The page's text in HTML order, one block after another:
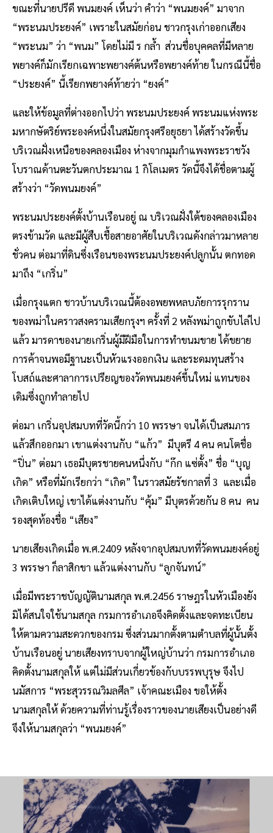
ขณะที่นายปรีดี พนมยงค์ เห็นว่า คำว่า “พนมยงค์” มาจาก
“พระนมประยงค์” เพราะในสมัยก่อน ชาวกรุงเก่าออกเสียง
“พระนม” ว่า “พนม” โดยไม่มี ร กล้ำ ส่วนชื่อบุคคลที่มีหลาย
พยางค์ก็มักเรียกเฉพาะพยางค์ต้นหรือพยางค์ท้าย ในกรณีนี้ชื่อ
“ประยงค์” นี้เรียกพยางค์ท้ายว่า “ยงค์”
และให้ข้อมูลที่ต่างออกไปว่า พระนมประยงค์ พระนมแห่งพระ
มหากษัตริย์พระองค์หนึ่งในสมัยกรุงศรีอยุธยา ได้สร้างวัดขึ้น
บริเวณฝั่งเหนือของคลองเมือง ห่างจากมุมกำแพงพระราชวัง
โบราณด้านตะวันตกประมาณ 1 กิโลเมตร วัดนี้จึงได้ชื่อตามผู้
สร้างว่า “วัดพนมยงค์”
พระนมประยงค์ตั้งบ้านเรือนอยู่ ณ บริเวณฝั่งใต้ของคลองเมือง
ตรงข้ามวัด และมีผู้สืบเชื้อสายอาศัยในบริเวณดังกล่าวมาหลาย
ชั่วคน ต่อมาที่ดินซึ่งเรือนของพระนมประยงค์ปลูกนั้น ตกทอด
มาถึง “เกริ่น”
เมื่อกรุงแตก ชาวบ้านบริเวณนี้ต้องอพยพหลบภัยการรุกราน
ของพม่าในคราวสงครามเสียกรุงฯ ครั้งที่ 2 หลังพม่าถูกขับไล่ไป
แล้ว มารดาของนายเกริ่นผู้มีฝีมือในการทำขนมขาย ได้ขยาย
การค้าจนพอมีฐานะเป็นหัวแรงออกเงิน และระดมทุนสร้าง
โบสถ์และศาลาการเปรียญของวัดพนมยงค์ขึ้นใหม่ แทนของ
เดิมซึ่งถูกทำลายไป
ต่อมา เกริ่นอุปสมบทที่วัดนี้กว่า 10 พรรษา จนได้เป็นสมภาร
แล้วสึกออกมา เขาแต่งงานกับ “แก้ว” มีบุตรี 4 คน คนโตชื่อ
“ปิ่น” ต่อมา เธอมีบุตรชายคนหนึ่งกับ “ก๊ก แซ่ตั้ง” ชื่อ “บุญ
เกิด” หรือที่มักเรียกว่า “เกิด” ในราวสมัยรัชกาลที่ 3 และเมื่อ
เกิดเติบใหญ่ เขาได้แต่งงานกับ “คุ้ม” มีบุตรด้วยกัน 8 คน คน
รองสุดท้องชื่อ “เสียง”
นายเสียงเกิดเมื่อ พ.ศ.2409 หลังจากอุปสมบทที่วัดพนมยงค์อยู่
3 พรรษา ก็ลาสิกขา แล้วแต่งงานกับ “ลูกจันทน์”
เมื่อมีพระราชบัญญัตินามสกุล พ.ศ.2456 ราษฎรในหัวเมืองยัง
มิได้สนใจใช้นามสกุล กรมการอำเภอจึงคิดตั้งและจดทะเบียน
ให้ตามความสะดวกของกรม ซึ่งส่วนมากตั้งตามตำบลที่ผู้นั้นตั้ง
บ้านเรือนอยู่ นายเสียงทราบจากผู้ใหญ่บ้านว่า กรมการอำเภอ
คิดตั้งนามสกุลให้ แต่ไม่มีส่วนเกี่ยวข้องกับบรรพบุรุษ จึงไป
นมัสการ “พระสุวรรณวิมลศีล” เจ้าคณะเมือง ขอให้ตั้ง
นามสกุลให้ ด้วยความที่ท่านรู้เรื่องราวของนายเสียงเป็นอย่างดี
จึงให้นามสกุลว่า “พนมยงค์”